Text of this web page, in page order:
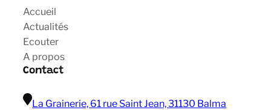
Accueil
Actualités
Ecouter
A propos
Contact
La Grainerie, 61 rue Saint Jean, 31130 Balma